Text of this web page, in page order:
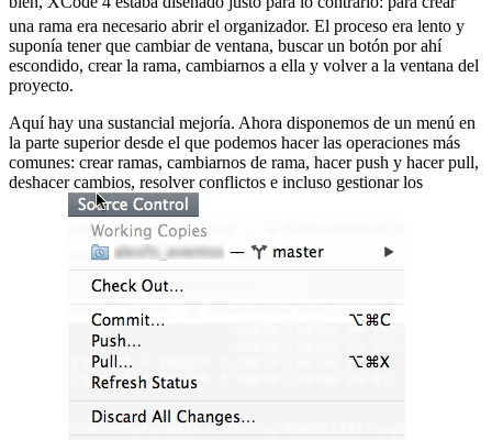
una rama era necesario abrir el organizador. El proceso era lento y
suponía tener que cambiar de ventana, buscar un botón por ahí
escondido, crear la rama, cambiarnos a ella y volver a la ventana del
proyecto.
Aquí hay una sustancial mejoría. Ahora disponemos de un menú en
la parte superior desde el que podemos hacer las operaciones más
comunes: crear ramas, cambiarnos de rama, hacer push y hacer pull,
deshacer cambios, resolver conflictos e incluso gestionar los